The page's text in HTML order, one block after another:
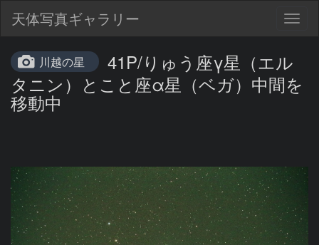
天体写真ギャラリー
川越の星
41P/りゅう座γ星（エル
タニン）とこと座α星（ベガ）中間を
移動中